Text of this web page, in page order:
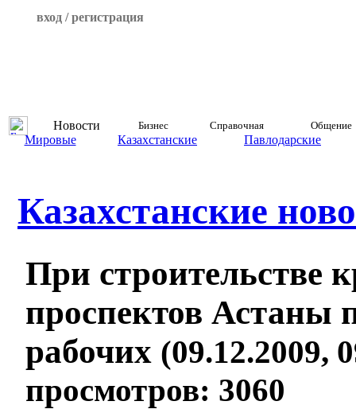
вход / регистрация
Новости Бизнес Справочная Общение
Мировые Казахстанские Павлодарские
Казахстанские
При строительстве
проспектов Астаны
рабочих (09.12.2009,
просмотров: 3060